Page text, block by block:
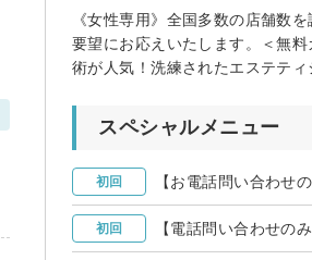
《女性専用》全国多数の店舗数
要望にお応えいたします。＜無
術が人気！洗練されたエステテ
スペシャルメニュー
初回 【お電話問い合わせ
初回 【電話問い合わせの